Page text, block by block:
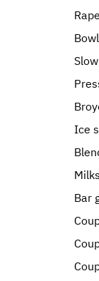
Ice
Bar